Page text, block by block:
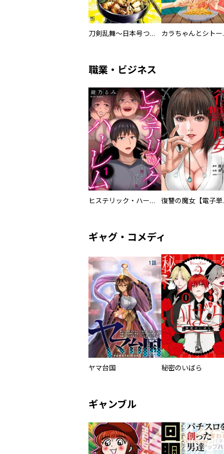
刀剣乱舞～日本号つれづれ酒～ カラち
職業・ビジネス
ヒステリック・ハーレム～搾られる男と堕ちる女～【電子単行本版】 復讐
ギャグ・コメディ
ヤマ台国 秘密のいばら
ギャンブル